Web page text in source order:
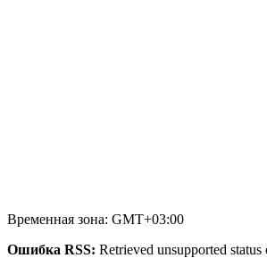
Временная зона: GMT+03:00
Ошибка RSS: Retrieved unsupported